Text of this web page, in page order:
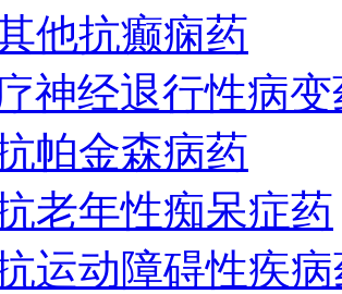
他抗癫痫药
神经退行性病
帕金森病药
老年性痴呆症药
运动障碍性疾